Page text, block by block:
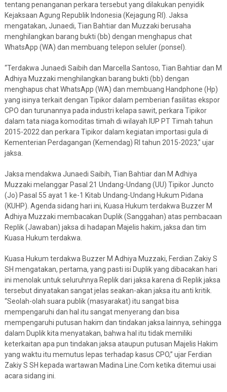
tentang penanganan perkara tersebut yang dilakukan penyidik
Kejaksaan Agung Republik Indonesia (Kejagung RI). Jaksa
mengatakan, Junaedi, Tian Bahtiar dan Muzzaki berusaha
menghilangkan barang bukti (bb) dengan menghapus chat
WhatsApp (WA) dan membuang telepon seluler (ponsel).
“Terdakwa Junaedi Saibih dan Marcella Santoso, Tian Bahtiar dan M
Adhiya Muzzaki menghilangkan barang bukti (bb) dengan
menghapus chat WhatsApp (WA) dan membuang Handphone (Hp)
yang isinya terkait dengan Tipikor dalam pemberian fasilitas ekspor
CPO dan turunannya pada industri kelapa sawit, perkara Tipikor
dalam tata niaga komoditas timah di wilayah IUP PT Timah tahun
2015-2022 dan perkara Tipikor dalam kegiatan importasi gula di
Kementerian Perdagangan (Kemendag) RI tahun 2015-2023,” ujar
jaksa.
Jaksa mendakwa Junaedi Saibih, Tian Bahtiar dan M Adhiya
Muzzaki melanggar Pasal 21 Undang-Undang (UU) Tipikor Juncto
(Jo) Pasal 55 ayat 1 ke-1 Kitab Undang-Undang Hukum Pidana
(KUHP). Agenda sidang hari ini, Kuasa Hukum terdakwa Buzzer M
Adhiya Muzzaki membacakan Duplik (Sanggahan) atas pembacaan
Replik (Jawaban) jaksa di hadapan Majelis hakim, jaksa dan tim
Kuasa Hukum terdakwa.
Kuasa Hukum terdakwa Buzzer M Adhiya Muzzaki, Ferdian Zakiy S
SH mengatakan, pertama, yang pasti isi Duplik yang dibacakan hari
ini menolak untuk seluruhnya Replik dari jaksa karena di Replik jaksa
tersebut dinyatakan sangat jelas seakan-akan jaksa itu anti kritik.
“Seolah-olah suara publik (masyarakat) itu sangat bisa
mempengaruhi dan hal itu sangat menyerang dan bisa
mempengaruhi putusan hakim dan tindakan jaksa lainnya, sehingga
dalam Duplik kita menyatakan, bahwa hal itu tidak memiliki
keterkaitan apa pun tindakan jaksa ataupun putusan Majelis Hakim
yang waktu itu memutus lepas terhadap kasus CPO,” ujar Ferdian
Zakiy S SH kepada wartawan Madina Line.Com ketika ditemui usai
acara sidang ini.